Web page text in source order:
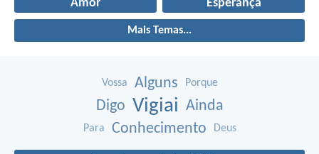
Amor Esperança
Mais Temas...
Vossa Alguns Porque
Digo Vigiai Ainda
Para Conhecimento Deus